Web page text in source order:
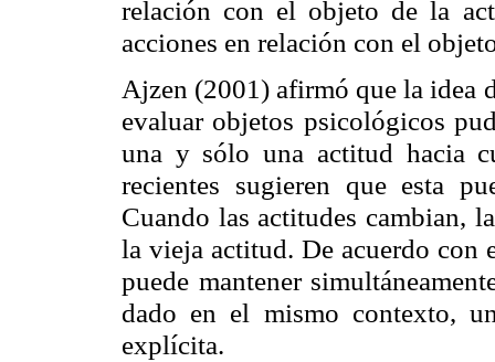
relación con el objeto de la
acciones en relación con el
Ajzen (2001) afirmó que la idea
evaluar objetos psicológicos
una y sólo una actitud hacia
recientes sugieren que esta
Cuando las actitudes cambian,
la vieja actitud. De acuerdo con
puede mantener
dado en el mismo contexto,
explícita.